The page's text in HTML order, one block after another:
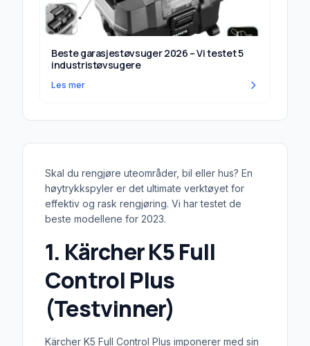
Skal du rengjøre uteområder, bil eller hus? En
høytrykkspyler er det ultimate verktøyet for
effektiv og rask rengjøring. Vi har testet de
beste modellene for 2023.
1. Kärcher K5 Full
Control Plus
(Testvinner)
Kärcher K5 Full Control Plus imponerer med sin
Beste garasjestøvsuger 2026 – Vi testet 5
industristøvsugere
Les mer